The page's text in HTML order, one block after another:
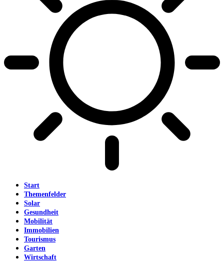
Start
Themenfelder
Solar
Gesundheit
Mobilität
Immobilien
Tourismus
Garten
Wirtschaft